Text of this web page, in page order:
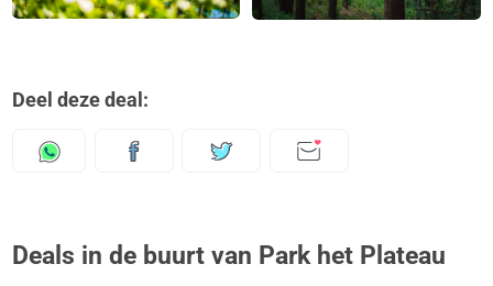
Deel deze deal:
Deals in de buurt van Park het Plateau